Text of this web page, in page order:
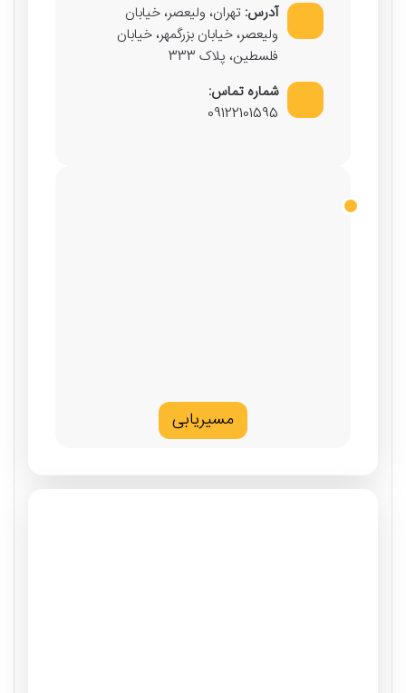
آدرس: تهران، ولیعصر، خیابان
ولیعصر، خیابان بزرگمهر، خیابان
فلسطین، پلاک 333
شماره تماس:
09122101595
مسیریابی